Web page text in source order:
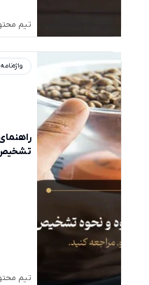
تیم
تیم